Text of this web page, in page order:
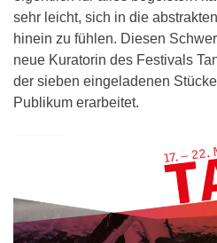
sehr leicht, sich in die
hinein zu fühlen. Diesen
neue Kuratorin des Festivals
der sieben eingeladenen
Publikum erarbeitet.